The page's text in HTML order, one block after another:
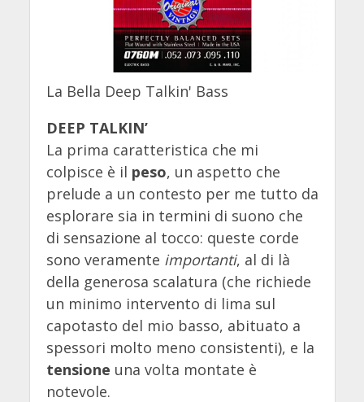
La Bella Deep Talkin' Bass
DEEP TALKIN’
La prima caratteristica che mi
colpisce è il peso, un aspetto che
prelude a un contesto per me tutto da
esplorare sia in termini di suono che
di sensazione al tocco: queste corde
sono veramente importanti, al di là
della generosa scalatura (che richiede
un minimo intervento di lima sul
capotasto del mio basso, abituato a
spessori molto meno consistenti), e la
tensione una volta montate è
notevole.